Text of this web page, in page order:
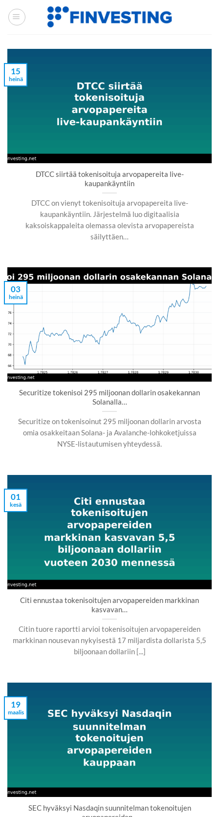
Siirry
sisältöön
DTCC siirtää tokenisoituja arvopapereita live-
kaupankäyntiin
DTCC on vienyt tokenisoituja arvopapereita live-
kaupankäyntiin. Järjestelmä luo digitaalisia
kaksoiskappaleita olemassa olevista arvopapereista
säilyttäen…
15
heinä
Securitize tokenisoi 295 miljoonan dollarin osakekannan
Solanalla…
Securitize on tokenisoinut 295 miljoonan dollarin arvosta
omia osakkeitaan Solana- ja Avalanche-lohkoketjuissa
NYSE-listautumisen yhteydessä.
03
heinä
Citi ennustaa tokenisoitujen arvopapereiden markkinan
kasvavan…
Citin tuore raportti arvioi tokenisoitujen arvopapereiden
markkinan nousevan nykyisestä 17 miljardista dollarista 5,5
biljoonaan dollariin [...]
01
kesä
SEC hyväksyi Nasdaqin suunnitelman tokenoitujen
19
maalis